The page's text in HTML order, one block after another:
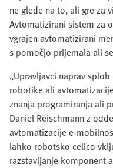
ne glede na to, ali gre za
Avtomatizirani sistem za
vgrajen avtomatizirani
s pomočjo prijemala ali
„Upravljavci naprav
robotike ali
znanja programiranja ali
Daniel Reischmann z
avtomatizacije e-
lahko robotsko celico
razstavljanje komponent